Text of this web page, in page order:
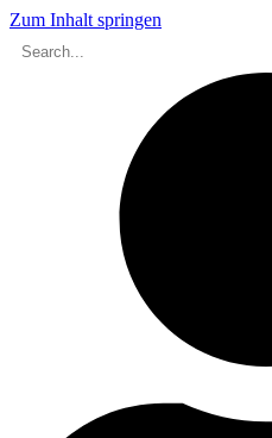
Zum Inhalt springen